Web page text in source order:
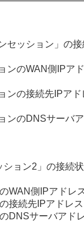
セッション」の
ンのWAN側IPア
ンの接続先IPア
ンのDNSサーバ
ション2」の接続
WAN側IPアドレ
接続先IPアドレ
DNSサーバアド